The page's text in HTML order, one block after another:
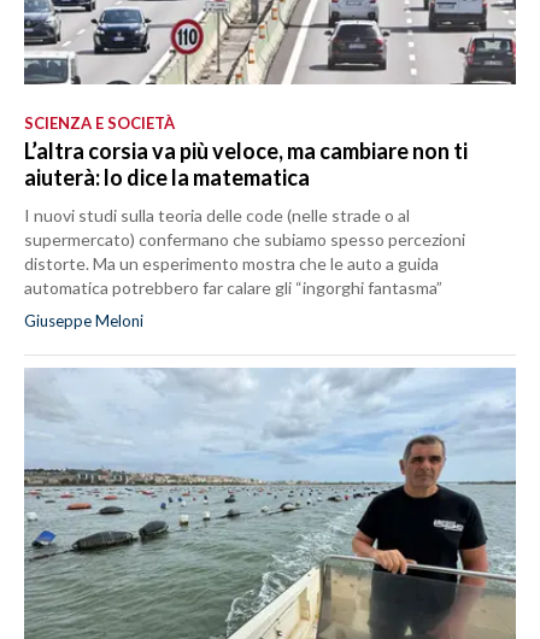
SCIENZA E SOCIETÀ
L’altra corsia va più veloce, ma cambiare non ti
aiuterà: lo dice la matematica
I nuovi studi sulla teoria delle code (nelle strade o al
supermercato) confermano che subiamo spesso percezioni
distorte. Ma un esperimento mostra che le auto a guida
automatica potrebbero far calare gli “ingorghi fantasma”
Giuseppe Meloni